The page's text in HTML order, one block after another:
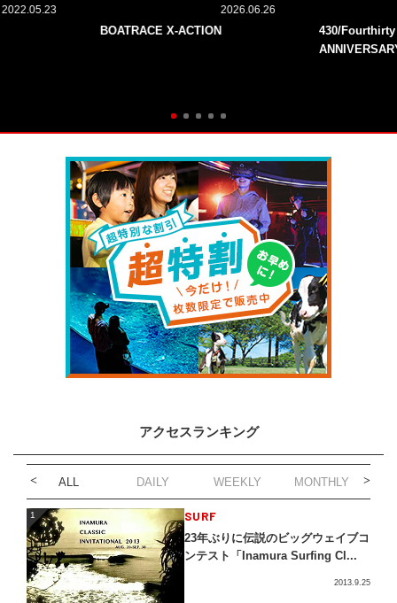
2022.05.23 2026.06.26
BOATRACE X-ACTION
430/
アクセスランキング
ALL DAILY WEEKLY MONTHLY
1 SURF
23年ぶりに伝説のビッグウェイブコ
ンテスト「Inamura Surfing Cl...
2013.9.25